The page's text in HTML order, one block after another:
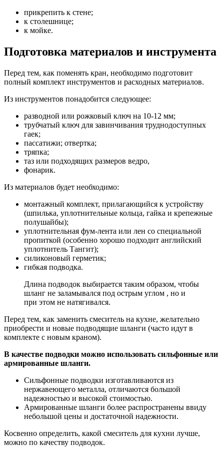
прикрепить к стене;
к столешнице;
к мойке.
Подготовка материалов и инструмента
Перед тем, как поменять кран, необходимо подготовит
полный комплект инструментов и расходных материалов.
Из инструментов понадобится следующее:
разводной или рожковый ключ на 10-12 мм;
трубчатый ключ для завинчивания труднодоступных
гаек;
пассатижи; отвертка;
тряпка;
таз или подходящих размеров ведро,
фонарик.
Из материалов будет необходимо:
монтажный комплект, прилагающийся к устройству
(шпилька, уплотнительные кольца, гайка и крепежные
полушайбы);
уплотнительная фум-лента или лен со специальной
пропиткой (особенно хорошо подходит английский
уплотнитель Тангит);
силиконовый герметик;
гибкая подводка.
Длина подводок выбирается таким образом, чтобы
шланг не заламывался под острым углом , но и
при этом не натягивался.
Перед тем, как заменить смеситель на кухне, желательно
приобрести и новые подводящие шланги (часто идут в
комплекте с новым краном).
В качестве подводки можно использовать сильфонные или
армированные шланги.
Сильфонные подводки изготавливаются из
нержавеющего металла, отличаются большой
надежностью и высокой стоимостью.
Армированные шланги более распространены ввиду
небольшой цены и достаточной надежности.
Косвенно определить, какой смеситель для кухни лучше,
можно по качеству подводок.